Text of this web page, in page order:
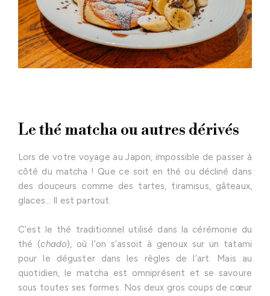
Le thé matcha ou autres dérivés
Lors de votre voyage au Japon, impossible de passer à
côté du matcha ! Que ce soit en thé ou décliné dans
des douceurs comme des tartes, tiramisus, gâteaux,
glaces… Il est partout.
C’est le thé traditionnel utilisé dans la cérémonie du
thé (chado), où l’on s’assoit à genoux sur un tatami
pour le déguster dans les règles de l’art. Mais au
quotidien, le matcha est omniprésent et se savoure
sous toutes ses formes. Nos deux gros coups de cœur